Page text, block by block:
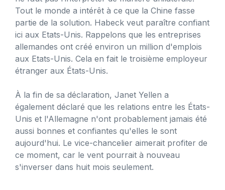
Tout le monde a intérêt à ce que la Chine fasse
partie de la solution. Habeck veut paraître confiant
ici aux Etats-Unis. Rappelons que les entreprises
allemandes ont créé environ un million d'emplois
aux Etats-Unis. Cela en fait le troisième employeur
étranger aux États-Unis.
À la fin de sa déclaration, Janet Yellen a
également déclaré que les relations entre les États-
Unis et l'Allemagne n'ont probablement jamais été
aussi bonnes et confiantes qu'elles le sont
aujourd'hui. Le vice-chancelier aimerait profiter de
ce moment, car le vent pourrait à nouveau
s'inverser dans huit mois seulement.